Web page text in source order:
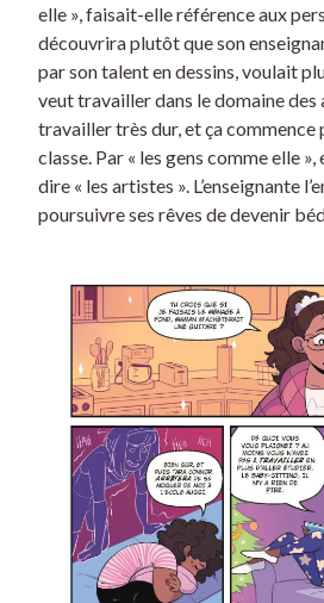
elle », faisait-elle référence aux
découvrira plutôt que son
par son talent en dessins, voulait
veut travailler dans le domaine des
travailler très dur, et ça
classe. Par « les gens comme elle
dire « les artistes ». L’enseignante
poursuivre ses rêves de devenir